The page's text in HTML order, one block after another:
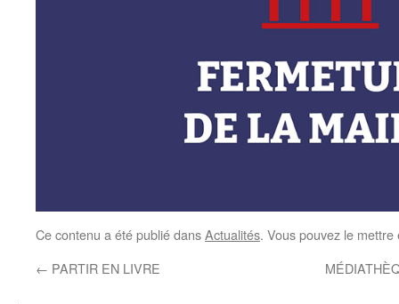
Ce contenu a été publié dansActualités. Vous pouvez le
← PARTIR EN LIVRE